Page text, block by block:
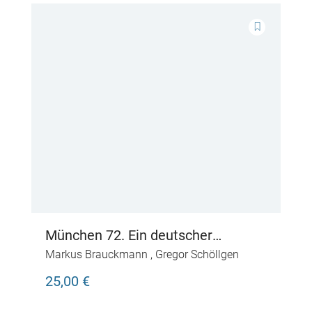
München 72. Ein deutscher
Sommer
Markus Brauckmann , Gregor Schöllgen
25,00 €